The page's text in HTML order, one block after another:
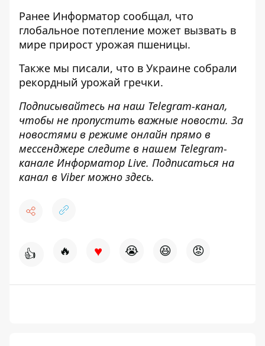
Ранее Информатор сообщал, что
глобальное потепление может вызвать в
мире прирост урожая пшеницы.
Также мы писали, что в Украине собрали
рекордный урожай гречки.
Подписывайтесь на наш Telegram-канал,
чтобы не пропустить важные новости. За
новостями в режиме онлайн прямо в
мессенджере следите в нашем Telegram-
канале Информатор Live. Подписаться на
канал в Viber можно здесь.
👍 🔥 ♥ 😭 😆 😡